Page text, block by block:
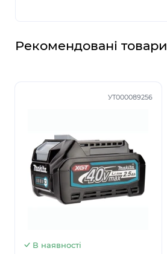
Рекомендовані товари
УТ000089256
В наявності